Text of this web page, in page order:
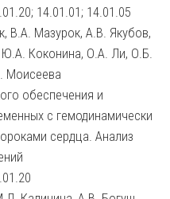
14.01.01; 14.01.05
В.А. Мазурок, А.В. Якубов,
Коконина, О.А. Ли, О.Б.
Моисеева
обеспечения и
с гемодинамически
сердца. Анализ